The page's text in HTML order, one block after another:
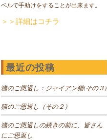
ベルで手助けをすることが出来ます。
＞＞詳細はコチラ
最近の投稿
猫のご恩返し：ジャイアン猫(その３)
猫のご恩返し（その２）
猫のご恩返しの続きの前に、皆さん
にご恩返し